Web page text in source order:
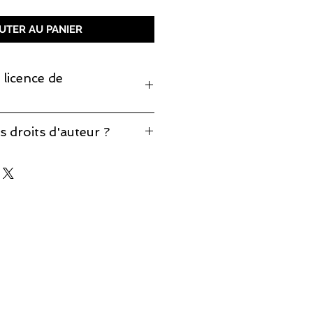
AU PANIER
de
est incluse.
droits d'auteur ?